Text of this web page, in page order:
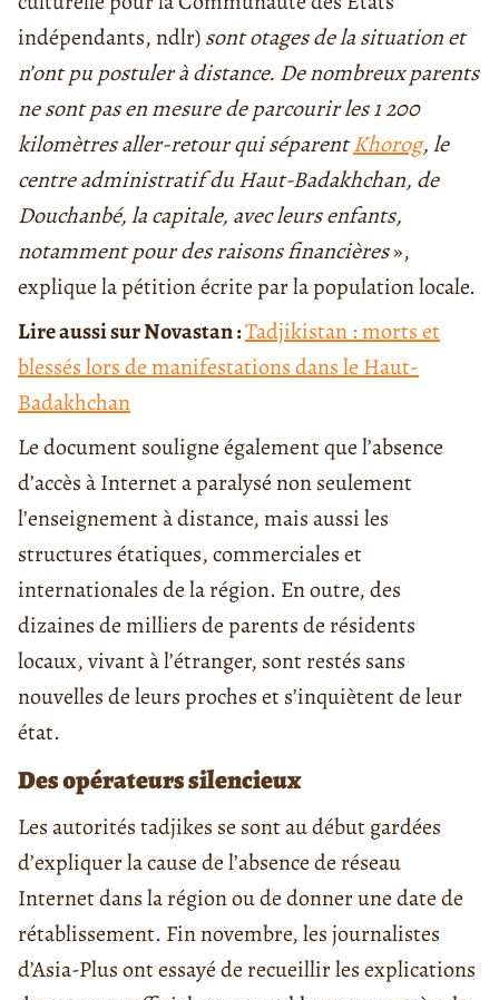
indépendants, ndlr)sont otages de la situation et
n’ont pu postuler à distance. De nombreux parents
ne sont pas en mesure de parcourir les 1 200
kilomètres aller-retour qui séparentKhorog, le
centre administratif du Haut-Badakhchan, de
Douchanbé, la capitale, avec leurs enfants,
notamment pour des raisons financières»,
explique la pétition écrite par la population locale.
Lire aussi sur Novastan :Tadjikistan : morts et
blessés lors de manifestations dans le Haut-
Badakhchan
Le document souligne également que l’absence
d’accès à Internet a paralysé non seulement
l’enseignement à distance, mais aussi les
structures étatiques, commerciales et
internationales de la région. En outre, des
dizaines de milliers de parents de résidents
locaux, vivant à l’étranger, sont restés sans
nouvelles de leurs proches et s’inquiètent de leur
état.
Des opérateurs silencieux
Les autorités tadjikes se sont au début gardées
d’expliquer la cause de l’absence de réseau
Internet dans la région ou de donner une date de
rétablissement. Fin novembre, les journalistes
d’Asia-Plus ont essayé de recueillir les explications